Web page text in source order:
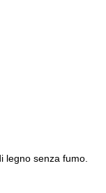
legno senza fumo.